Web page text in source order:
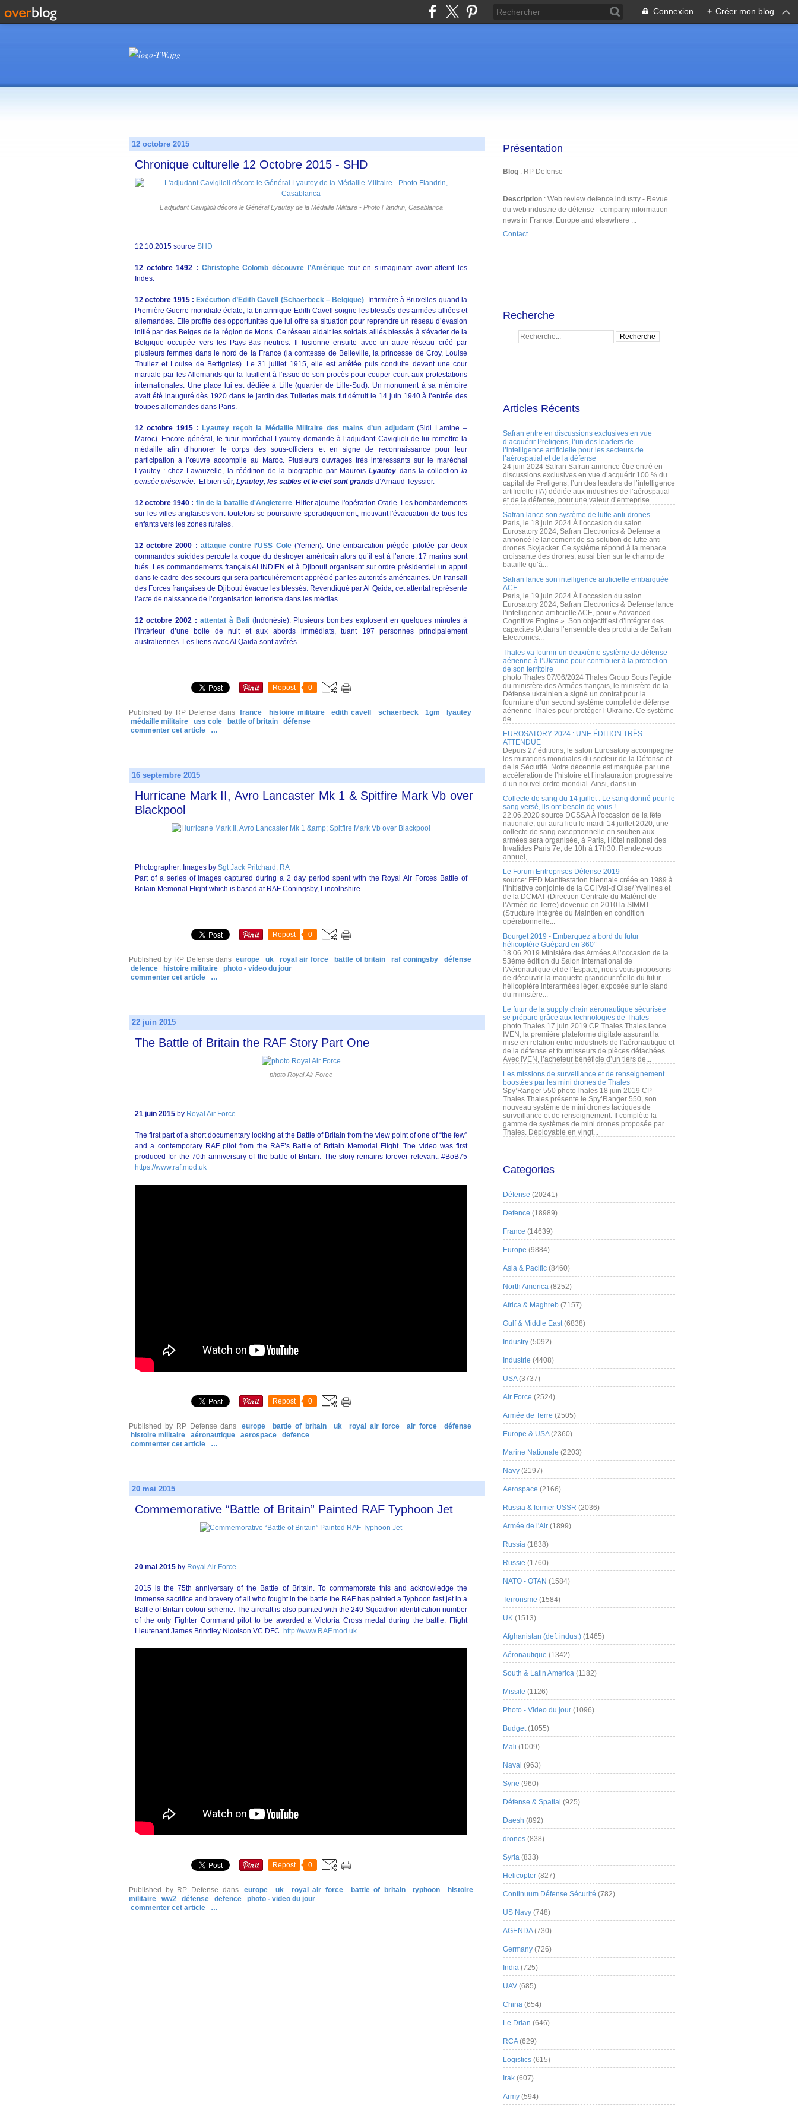
Connexion + Créer mon blog
12 octobre 2015
Chronique culturelle 12 Octobre 2015 - SHD
L'adjudant Caviglioli décore le Général Lyautey de la Médaille Militaire - Photo Flandrin, Casablanca
12.10.2015 source SHD
12 octobre 1492 : Christophe Colomb découvre l’Amérique tout en s’imaginant avoir atteint les
Indes.
12 octobre 1915 : Exécution d’Edith Cavell (Schaerbeck – Belgique). Infirmière à Bruxelles quand la
Première Guerre mondiale éclate, la britannique Edith Cavell soigne les blessés des armées alliées et
allemandes. Elle profite des opportunités que lui offre sa situation pour reprendre un réseau d’évasion
initié par des Belges de la région de Mons. Ce réseau aidait les soldats alliés blessés à s'évader de la
Belgique occupée vers les Pays-Bas neutres. Il fusionne ensuite avec un autre réseau créé par
plusieurs femmes dans le nord de la France (la comtesse de Belleville, la princesse de Croy, Louise
Thuliez et Louise de Bettignies). Le 31 juillet 1915, elle est arrêtée puis conduite devant une cour
martiale par les Allemands qui la fusillent à l’issue de son procès pour couper court aux protestations
internationales. Une place lui est dédiée à Lille (quartier de Lille-Sud). Un monument à sa mémoire
avait été inauguré dès 1920 dans le jardin des Tuileries mais fut détruit le 14 juin 1940 à l’entrée des
troupes allemandes dans Paris.
12 octobre 1915 : Lyautey reçoit la Médaille Militaire des mains d’un adjudant(Sidi Lamine –
Maroc). Encore général, le futur maréchal Lyautey demande à l’adjudant Caviglioli de lui remettre la
médaille afin d’honorer le corps des sous-officiers et en signe de reconnaissance pour leur
participation à l’œuvre accomplie au Maroc. Plusieurs ouvrages très intéressants sur le maréchal
Lyautey : chez Lavauzelle, la réédition de la biographie par MauroisLyautey dans la collectionla
pensée préservée. Et bien sûr, Lyautey, les sables et le ciel sont grands d’Arnaud Teyssier.
12 octobre 1940 : fin de la bataille d'Angleterre. Hitler ajourne l'opération Otarie. Les bombardements
sur les villes anglaises vont toutefois se poursuivre sporadiquement, motivant l'évacuation de tous les
enfants vers les zones rurales.
12 octobre 2000 : attaque contre l’USS Cole(Yemen). Une embarcation piégée pilotée par deux
commandos suicides percute la coque du destroyer américain alors qu’il est à l’ancre. 17 marins sont
tués. Les commandements français ALINDIEN et à Djibouti organisent sur ordre présidentiel un appui
dans le cadre des secours qui sera particulièrement apprécié par les autorités américaines. Un transall
des Forces françaises de Djibouti évacue les blessés. Revendiqué par Al Qaida, cet attentat représente
l’acte de naissance de l’organisation terroriste dans les médias.
12 octobre 2002 : attentat à Bali(Indonésie). Plusieurs bombes explosent en quelques minutes à
l’intérieur d’une boite de nuit et aux abords immédiats, tuant 197 personnes principalement
australiennes. Les liens avec Al Qaida sont avérés.
Repost 0
Published by RP Defense dans france histoire militaire edith cavell schaerbeck 1gm
lyautey
médaille militaire
uss cole battle of britain
défense
commenter cet article
…
16 septembre 2015
Hurricane Mark II, Avro Lancaster Mk 1 & Spitfire Mark Vb over
Blackpool
Photographer: Images by Sgt Jack Pritchard, RA
Part of a series of images captured during a 2 day period spent with the Royal Air Forces Battle of
Britain Memorial Flight which is based at RAF Coningsby, Lincolnshire.
Repost 0
Published by RP Defense dans europe uk royal air force battle of britain raf coningsby
défense
defence
histoire militaire
photo - video du jour
commenter cet article
…
22 juin 2015
The Battle of Britain the RAF Story Part One
photo Royal Air Force
21 juin 2015 by Royal Air Force
The first part of a short documentary looking at the Battle of Britain from the view point of one of “the few”
and a contemporary RAF pilot from the RAF’s Battle of Britain Memorial Flight. The video was first
produced for the 70th anniversary of the battle of Britain. The story remains forever relevant. #BoB75
https://www.raf.mod.uk
Repost 0
Published by RP Defense dans europe battle of britain uk royal air force air force
défense
histoire militaire
aéronautique aerospace
defence
commenter cet article
…
20 mai 2015
Commemorative “Battle of Britain” Painted RAF Typhoon Jet
20 mai 2015 by Royal Air Force
2015 is the 75th anniversary of the Battle of Britain. To commemorate this and acknowledge the
immense sacrifice and bravery of all who fought in the battle the RAF has painted a Typhoon fast jet in a
Battle of Britain colour scheme. The aircraft is also painted with the 249 Squadron identification number
of the only Fighter Command pilot to be awarded a Victoria Cross medal during the battle: Flight
Lieutenant James Brindley Nicolson VC DFC. http://www.RAF.mod.uk
Repost 0
Published by RP Defense dans europe uk royal air force battle of britain typhoon
histoire
militaire
ww2 défense defence
photo - video du jour
commenter cet article
…
Présentation
Blog : RP Defense
Description : Web review defence industry - Revue
du web industrie de défense - company information -
news in France, Europe and elsewhere ...
Contact
Recherche
Articles Récents
Safran entre en discussions exclusives en vue
d’acquérir Preligens, l’un des leaders de
l’intelligence artificielle pour les secteurs de
l’aérospatial et de la défense
24 juin 2024 Safran Safran annonce être entré en
discussions exclusives en vue d’acquérir 100 % du
capital de Preligens, l’un des leaders de l’intelligence
artificielle (IA) dédiée aux industries de l’aérospatial
et de la défense, pour une valeur d’entreprise...
Safran lance son système de lutte anti-drones
Paris, le 18 juin 2024 À l’occasion du salon
Eurosatory 2024, Safran Electronics & Defense a
annoncé le lancement de sa solution de lutte anti-
drones Skyjacker. Ce système répond à la menace
croissante des drones, aussi bien sur le champ de
bataille qu’à...
Safran lance son intelligence artificielle embarquée
ACE
Paris, le 19 juin 2024 À l’occasion du salon
Eurosatory 2024, Safran Electronics & Defense lance
l’intelligence artificielle ACE, pour « Advanced
Cognitive Engine ». Son objectif est d’intégrer des
capacités IA dans l’ensemble des produits de Safran
Electronics...
Thales va fournir un deuxième système de défense
aérienne à l’Ukraine pour contribuer à la protection
de son territoire
photo Thales 07/06/2024 Thales Group Sous l’égide
du ministère des Armées français, le ministère de la
Défense ukrainien a signé un contrat pour la
fourniture d’un second système complet de défense
aérienne Thales pour protéger l’Ukraine. Ce système
de...
EUROSATORY 2024 : UNE ÉDITION TRÈS
ATTENDUE
Depuis 27 éditions, le salon Eurosatory accompagne
les mutations mondiales du secteur de la Défense et
de la Sécurité. Notre décennie est marquée par une
accélération de l’histoire et l’instauration progressive
d’un nouvel ordre mondial. Ainsi, dans un...
Collecte de sang du 14 juillet : Le sang donné pour le
sang versé, ils ont besoin de vous !
22.06.2020 source DCSSA À l'occasion de la fête
nationale, qui aura lieu le mardi 14 juillet 2020, une
collecte de sang exceptionnelle en soutien aux
armées sera organisée, à Paris, Hôtel national des
Invalides Paris 7e, de 10h à 17h30. Rendez-vous
annuel,...
Le Forum Entreprises Défense 2019
source: FED Manifestation biennale créée en 1989 à
l’initiative conjointe de la CCI Val-d’Oise/ Yvelines et
de la DCMAT (Direction Centrale du Matériel de
l’Armée de Terre) devenue en 2010 la SIMMT
(Structure Intégrée du Maintien en condition
opérationnelle...
Bourget 2019 - Embarquez à bord du futur
hélicoptère Guépard en 360°
18.06.2019 Ministère des Armées A l’occasion de la
53ème édition du Salon International de
l’Aéronautique et de l’Espace, nous vous proposons
de découvrir la maquette grandeur réelle du futur
hélicoptère interarmées léger, exposée sur le stand
du ministère...
Le futur de la supply chain aéronautique sécurisée
se prépare grâce aux technologies de Thales
photo Thales 17 juin 2019 CP Thales Thales lance
IVEN, la première plateforme digitale assurant la
mise en relation entre industriels de l’aéronautique et
de la défense et fournisseurs de pièces détachées.
Avec IVEN, l’acheteur bénéficie d’un tiers de...
Les missions de surveillance et de renseignement
boostées par les mini drones de Thales
Spy’Ranger 550 photoThales 18 juin 2019 CP
Thales Thales présente le Spy’Ranger 550, son
nouveau système de mini drones tactiques de
surveillance et de renseignement. Il complète la
gamme de systèmes de mini drones proposée par
Thales. Déployable en vingt...
Categories
Défense (20241)
Defence (18989)
France (14639)
Europe (9884)
Asia & Pacific (8460)
North America (8252)
Africa & Maghreb (7157)
Gulf & Middle East(6838)
Industry (5092)
Industrie (4408)
USA(3737)
Air Force (2524)
Armée de Terre (2505)
Europe & USA(2360)
Marine Nationale (2203)
Navy (2197)
Aerospace (2166)
Russia & former USSR (2036)
Armée de l'Air (1899)
Russia (1838)
Russie (1760)
NATO - OTAN (1584)
Terrorisme (1584)
UK (1513)
Afghanistan (def. indus.) (1465)
Aéronautique (1342)
South & Latin America (1182)
Missile (1126)
Photo - Video du jour (1096)
Budget(1055)
Mali (1009)
Naval (963)
Syrie (960)
Défense & Spatial (925)
Daesh (892)
drones (838)
Syria (833)
Helicopter (827)
Continuum Défense Sécurité (782)
US Navy (748)
AGENDA(730)
Germany (726)
India (725)
UAV (685)
China (654)
Le Drian (646)
RCA(629)
Logistics (615)
Irak (607)
Army (594)